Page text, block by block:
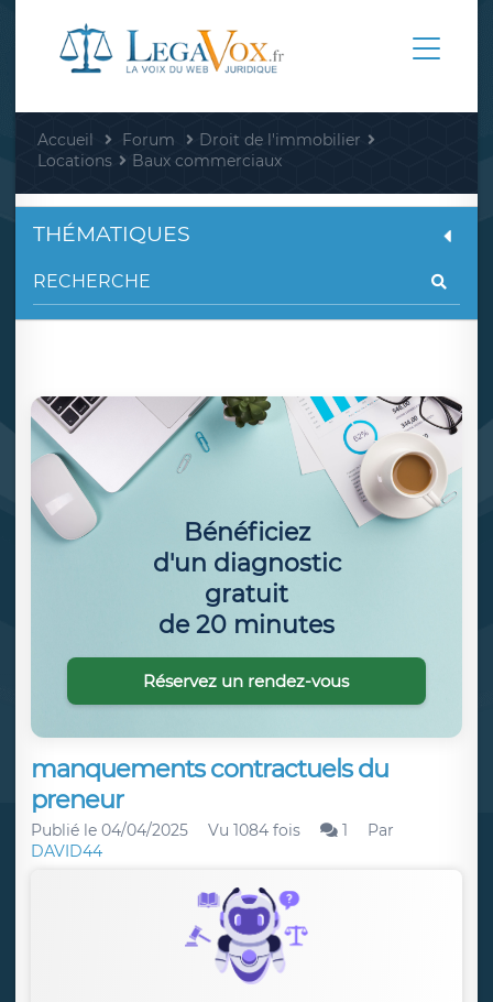
Accueil Forum
Droit de l'immobilier
Locations
Baux commerciaux
manquements contractuels du
preneur
Publié le 04/04/2025 Vu 1084 fois 1
Par
DAVID44
THÉMATIQUES
Bénéficiez
d'un diagnostic
gratuit
de 20 minutes
Réservez un rendez-vous